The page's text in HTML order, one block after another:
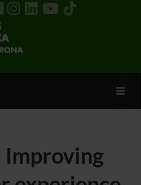
Improving